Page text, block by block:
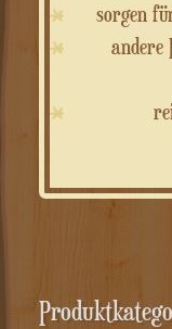
sorgen
andere